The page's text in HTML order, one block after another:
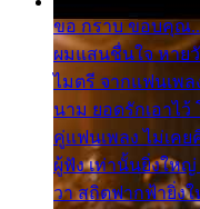
ขอ กราบ ขอบคุณ
ผมแสนชื่นใจ หายวั
ไมตรี จากแฟนเพ
นาม ยอดรักเอาไว้
คู่แฟนเพลง ไม่เค
ผู้ฟัง เท่านั้นยิ่งใหญ่
วา สถิตฟากฟ้ายิ่ง